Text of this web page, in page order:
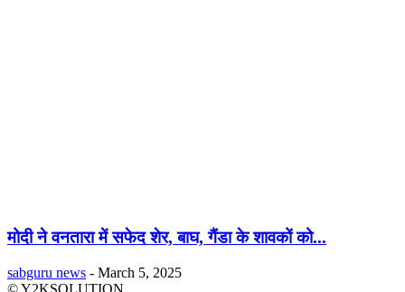
मोदी ने वनतारा में सफेद शेर, बाघ, गैंडा के शावकों को...
sabguru news - March 5, 2025
© Y2KSOLUTION